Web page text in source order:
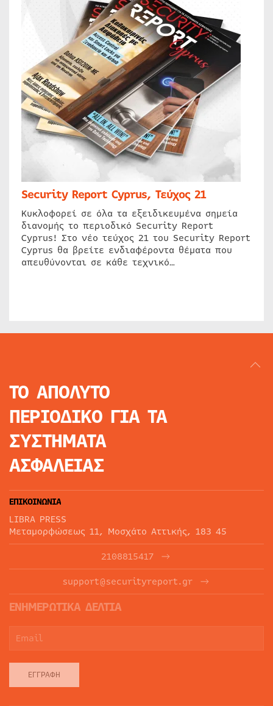
Security Report Cyprus, Τεύχος 21
Κυκλοφορεί σε όλα τα εξειδικευμένα σημεία
διανομής το περιοδικό Security Report
Cyprus! Στο νέο τεύχος 21 του Security Report
Cyprus θα βρείτε ενδιαφέροντα θέματα που
απευθύνονται σε κάθε τεχνικό…
ΤΟ ΑΠΟΛΥΤΟ
ΠΕΡΙΟΔΙΚΟ ΓΙΑ ΤΑ
ΣΥΣΤΗΜΑΤΑ
ΑΣΦΑΛΕΙΑΣ
ΕΠΙΚΟΙΝΩΝΙΑ
LIBRA PRESS
Μεταμορφώσεως 11, Μοσχάτο Αττικής, 183 45
2108815417
support@securityreport.gr
ΕΝΗΜΕΡΩΤΙΚΑ ΔΕΛΤΙΑ
ΕΓΓΡΑΦΉ